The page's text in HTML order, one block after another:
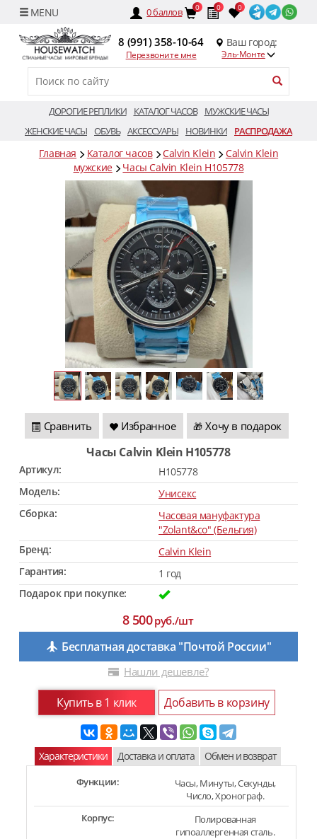
0баллов 0 0 0
8 (991) 358-10-64
Перезвоните мне
Ваш город:
Эль-Монте
ДОРОГИЕ РЕПЛИКИ КАТАЛОГ ЧАСОВ
МУЖСКИЕ ЧАСЫ
ЖЕНСКИЕ ЧАСЫ ОБУВЬ АКСЕССУАРЫ НОВИНКИ РАСПРОДАЖА
Главная Каталог часов Calvin Klein
Calvin Klein
мужские
Часы Calvin Klein H105778
Сравнить Избранное 🎁 Хочу в подарок
Часы Calvin Klein H105778
Артикул:
H105778
Модель:
Унисекс
Сборка:
Часовая мануфактура
"Zolant&co" (Бельгия)
Бренд:
Calvin Klein
Гарантия:
1 год
Подарок при покупке:
8 500руб./шт
Бесплатная доставка "Почтой России"
Нашли дешевле?
Купить в 1 клик Добавить в корзину
Характеристики Доставка и оплата Обмен и возврат
Функции:
Часы, Минуты, Секунды,
Число, Хронограф.
Корпус:
Полированная
гипоаллергенная сталь.